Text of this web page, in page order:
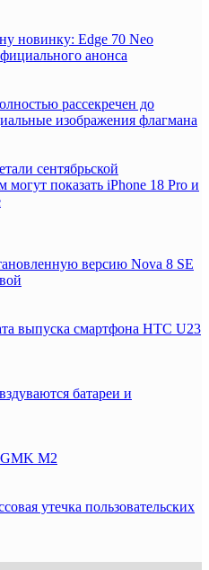
новинку: Edge 70 Neo
анонса
рассекречен до
изображения флагмана
сентябрьской
могут показать iPhone 18 Pro и
версию Nova 8 SE
выпуска смартфона HTC U23
батареи и
GMK M2
утечка пользовательских